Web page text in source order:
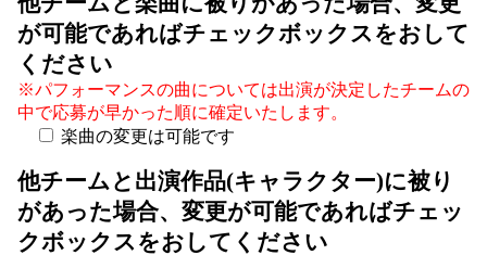
が可能であればチェックボックスをおして
ください
※パフォーマンスの曲については出演が決定したチームの
中で応募が早かった順に確定いたします。
楽曲の変更は可能です
他チームと出演作品(キャラクター)に被り
があった場合、変更が可能であればチェッ
クボックスをおしてください